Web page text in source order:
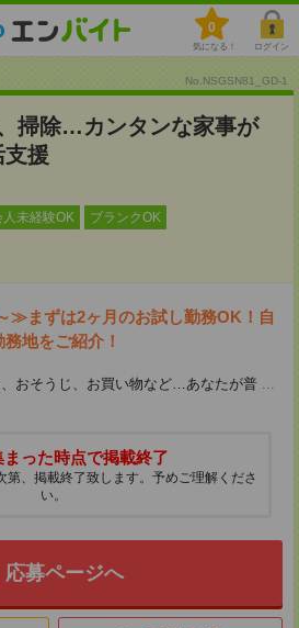
0
気になる！ ログイン
No.NSGSN81_GD-1
掃除…カンタンな家事が
援
人未経験OK ブランクOK
≫まずは2ヶ月のお試し勤務OK！自
地をご紹介！
おそうじ、お買い物など…あなたが普 ...
まった時点で掲載終了
第、掲載終了致します。予めご理解くださ
い。
応募ページへ